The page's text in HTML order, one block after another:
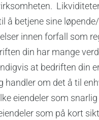
å betjene sine
innen forfall som
din har mange
at bedriften din
handler om det å til
eiendeler som
som på kort